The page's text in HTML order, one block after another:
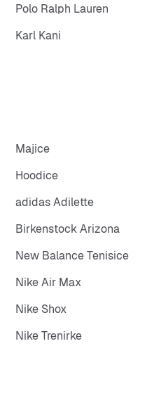
Polo Ralph Lauren
Karl Kani
Majice
Hoodice
adidas Adilette
Birkenstock Arizona
New Balance Tenisice
Nike Air Max
Nike Shox
Nike Trenirke